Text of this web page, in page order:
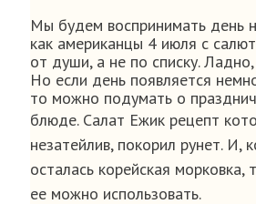
Мы будем воспринимать день
как американцы 4 июля с
от души, а не по списку. Ладно,
Но если день появляется
то можно подумать о
блюде. Салат Ежик рецепт
незатейлив, покорил рунет. И,
осталась корейская морковка,
ее можно использовать.